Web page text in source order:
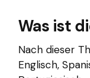
Was ist
Nach dieser
Englisch,